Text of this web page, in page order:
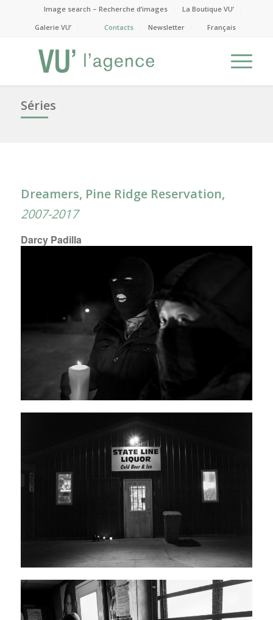
Image search – Recherche d’images
La Boutique VU’
Galerie VU’
Contacts Newsletter Français
Séries
Dreamers, Pine Ridge Reservation,
2007-2017
Darcy Padilla